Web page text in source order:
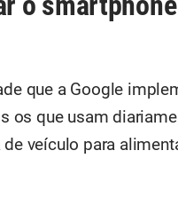
que a Google
os que usam
veículo para